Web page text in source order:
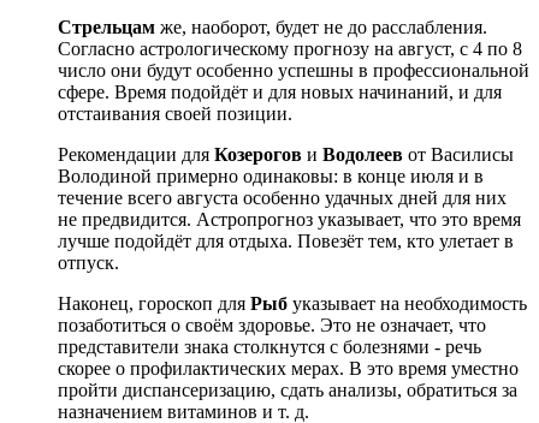
Стрельцам же, наоборот, будет не до расслабления.
Согласно астрологическому прогнозу на август, с 4 по 8
число они будут особенно успешны в профессиональной
сфере. Время подойдёт и для новых начинаний, и для
отстаивания своей позиции.
Рекомендации для Козерогов и Водолеев от Василисы
Володиной примерно одинаковы: в конце июля и в
течение всего августа особенно удачных дней для них
не предвидится. Астропрогноз указывает, что это время
лучше подойдёт для отдыха. Повезёт тем, кто улетает в
отпуск.
Наконец, гороскоп для Рыб указывает на необходимость
позаботиться о своём здоровье. Это не означает, что
представители знака столкнутся с болезнями - речь
скорее о профилактических мерах. В это время уместно
пройти диспансеризацию, сдать анализы, обратиться за
назначением витаминов и т. д.